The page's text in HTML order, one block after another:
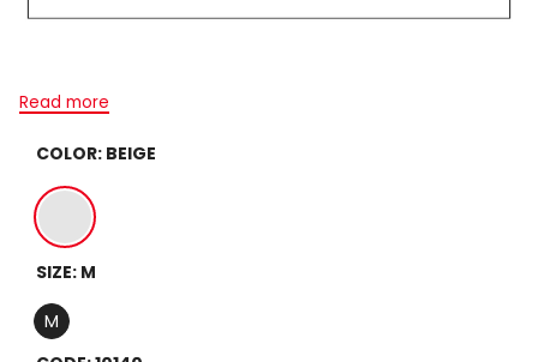
Read more
COLOR: BEIGE
Beige
SIZE: M
M